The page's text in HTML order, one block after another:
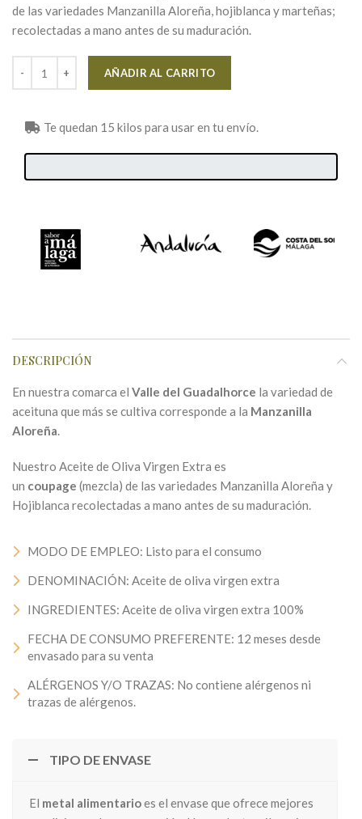
de las variedades Manzanilla Aloreña, hojiblanca y marteñas;
recolectadas a mano antes de su maduración.
AÑADIR AL CARRITO
Te quedan 15 kilos para usar en tu envío.
DESCRIPCIÓN
En nuestra comarca el Valle del Guadalhorce la variedad de
aceituna que más se cultiva corresponde a la Manzanilla
Aloreña.
Nuestro Aceite de Oliva Virgen Extra es
un coupage (mezcla) de las variedades Manzanilla Aloreña y
Hojiblanca recolectadas a mano antes de su maduración.
MODO DE EMPLEO: Listo para el consumo
DENOMINACIÓN: Aceite de oliva virgen extra
INGREDIENTES: Aceite de oliva virgen extra 100%
FECHA DE CONSUMO PREFERENTE: 12 meses desde
envasado para su venta
ALÉRGENOS Y/O TRAZAS: No contiene alérgenos ni
trazas de alérgenos.
TIPO DE ENVASE
El metal alimentarioes el envase que ofrece mejores